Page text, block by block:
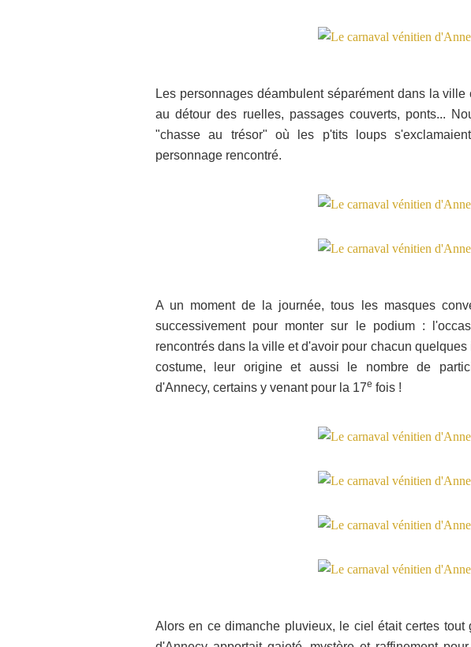
Les personnages déambulent séparément dans la
au détour des ruelles, passages couverts, ponts...
"chasse au trésor" où les p'tits loups
personnage rencontré.
A un moment de la journée, tous les masques
successivement pour monter sur le podium :
rencontrés dans la ville et d'avoir pour chacun
costume, leur origine et aussi le nombre de
d'Annecy, certains y venant pour la 17e fois !
Alors en ce dimanche pluvieux, le ciel était certes